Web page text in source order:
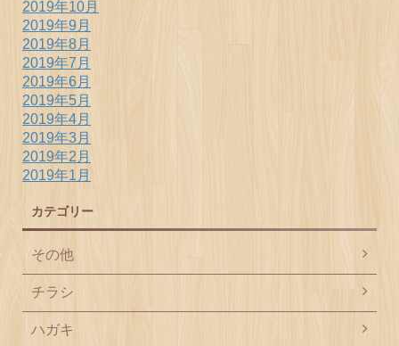
2019年10月
2019年9月
2019年8月
2019年7月
2019年6月
2019年5月
2019年4月
2019年3月
2019年2月
2019年1月
カテゴリー
その他
チラシ
ハガキ